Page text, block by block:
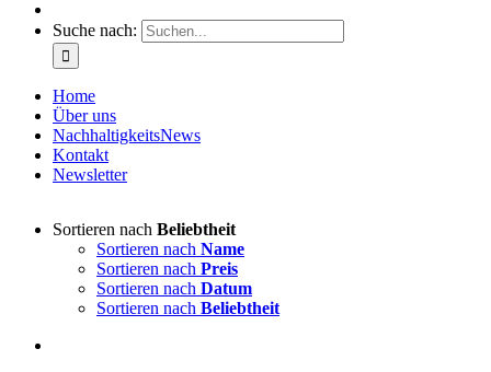
Suche nach:
Home
Über uns
NachhaltigkeitsNews
Kontakt
Newsletter
Sortieren nach Beliebtheit
Sortieren nach Name
Sortieren nach Preis
Sortieren nach Datum
Sortieren nach Beliebtheit